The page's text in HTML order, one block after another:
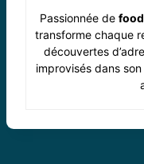
Passionnée de food
transforme chaque
découvertes
improvisés dans son